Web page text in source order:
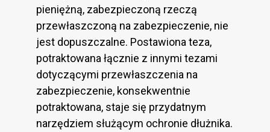
pieniężną, zabezpieczoną rzeczą
przewłaszczoną na zabezpieczenie, nie
jest dopuszczalne. Postawiona teza,
potraktowana łącznie z innymi tezami
dotyczącymi przewłaszczenia na
zabezpieczenie, konsekwentnie
potraktowana, staje się przydatnym
narzędziem służącym ochronie dłużnika.